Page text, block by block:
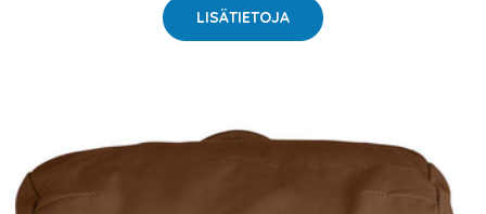
LISÄTIETOJA